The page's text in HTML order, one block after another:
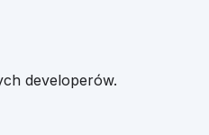
developerów.